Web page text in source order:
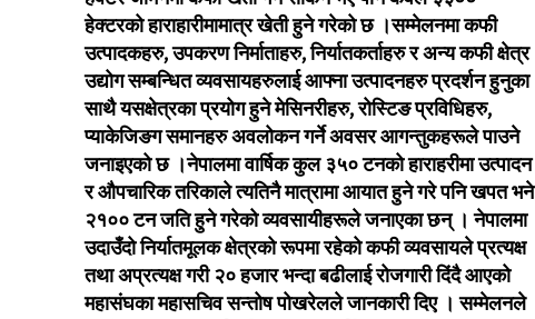
हेक्टरको हाराहारीमामात्र खेती हुने गरेको छ ।सम्मेलनमा कफी
उत्पादकहरु, उपकरण निर्माताहरु, निर्यातकर्ताहरु र अन्य कफी क्षेत्र
उद्योग सम्बन्धित व्यवसायहरुलाई आफ्ना उत्पादनहरु प्रदर्शन हुनुका
साथै यसक्षेत्रका प्रयोग हुने मेसिनरीहरु, रोस्टिङ प्रविधिहरु,
प्याकेजिङग समानहरु अवलोकन गर्ने अवसर आगन्तुकहरूले पाउने
जनाइएको छ ।नेपालमा वार्षिक कुल ३५० टनको हाराहरीमा उत्पादन
र औपचारिक तरिकाले त्यतिनै मात्रामा आयात हुने गरे पनि खपत भने
२१०० टन जति हुने गरेको व्यवसायीहरूले जनाएका छन् । नेपालमा
उदाउँदो निर्यातमूलक क्षेत्रको रूपमा रहेको कफी व्यवसायले प्रत्यक्ष
तथा अप्रत्यक्ष गरी २० हजार भन्दा बढीलाई रोजगारी दिंदै आएको
महासंघका महासचिव सन्तोष पोखरेलले जानकारी दिए । सम्मेलनले